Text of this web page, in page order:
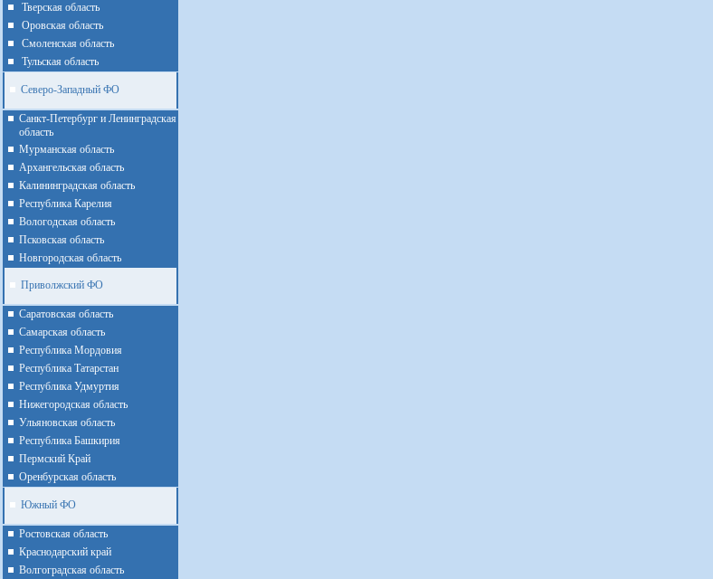
Тверская область
Оровская область
Смоленская область
Тульская область
Северо-Западный ФО
Санкт-Петербург и Ленинградская
область
Мурманская область
Архангельская область
Калининградская область
Республика Карелия
Вологодская область
Псковская область
Новгородская область
Приволжский ФО
Cаратовская область
Cамарская область
Республика Мордовия
Республика Татарстан
Республика Удмуртия
Нижегородская область
Ульяновская область
Республика Башкирия
Пермский Край
Оренбурская область
Южный ФО
Ростовская область
Краснодарский край
Волгоградская область